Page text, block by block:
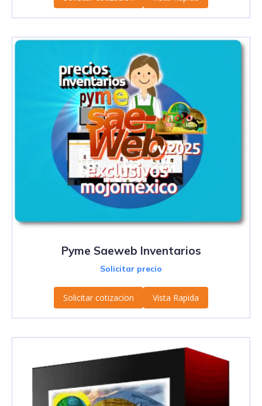
Pyme Saeweb Inventarios
Solicitar precio
Solicitar cotizacion Vista Rapida